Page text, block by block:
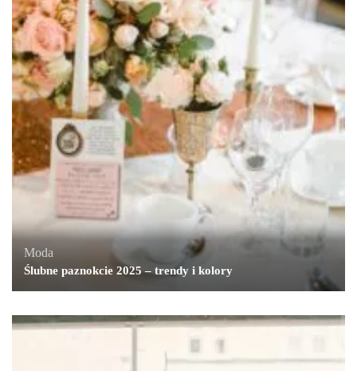
Moda
Ślubne paznokcie 2025 – trendy i kolory